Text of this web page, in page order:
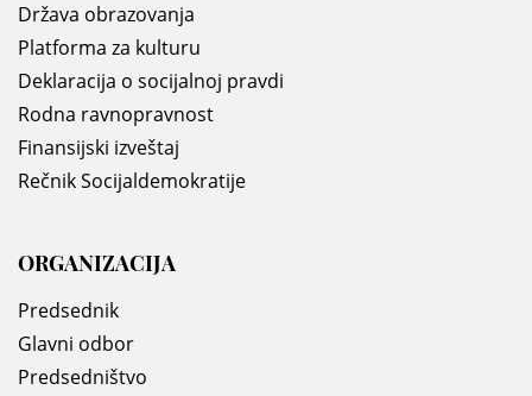
Država obrazovanja
Platforma za kulturu
Deklaracija o socijalnoj pravdi
Rodna ravnopravnost
Finansijski izveštaj
Rečnik Socijaldemokratije
ORGANIZACIJA
Predsednik
Glavni odbor
Predsedništvo